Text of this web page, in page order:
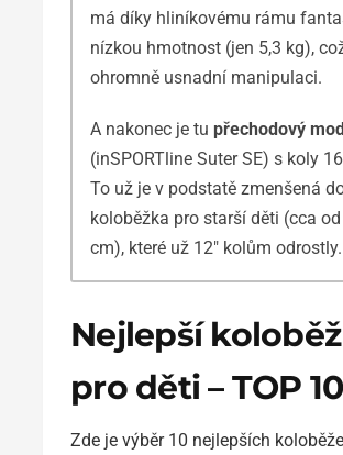
má díky hliníkovému rámu
nízkou hmotnost (jen 5,3 kg),
ohromně usnadní manipulaci.
A nakonec je tu přechodový
(inSPORTline Suter SE) s koly
To už je v podstatě zmenšená
koloběžka pro starší děti (cca
cm), které už 12″ kolům odrostly.
Nejlepší
pro děti – TOP 10
Zde je výběr 10 nejlepších